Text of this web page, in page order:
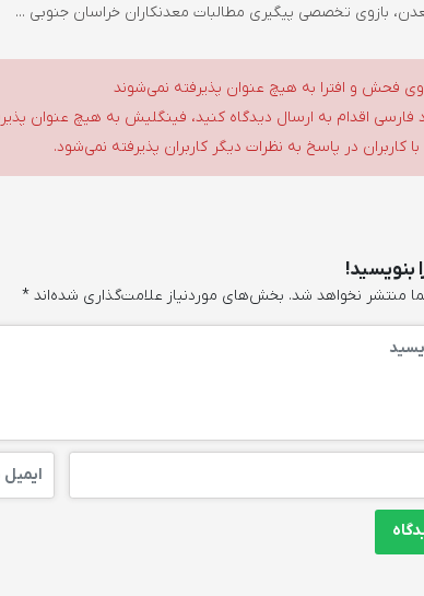
بازوی تخصصی پیگیری مطالبات معدنکاران خراسان جنوبی ...
فحش و افترا به هیچ عنوان پذیرفته نمی‌شوند
فارسی اقدام به ارسال دیدگاه کنید، فینگلیش به هیچ عنوان
با کاربران در پاسخ به نظرات دیگر کاربران پذیرفته نمی‌شود.
بنویسید!
منتشر نخواهد شد. بخش‌های موردنیاز علامت‌گذاری شده‌اند *